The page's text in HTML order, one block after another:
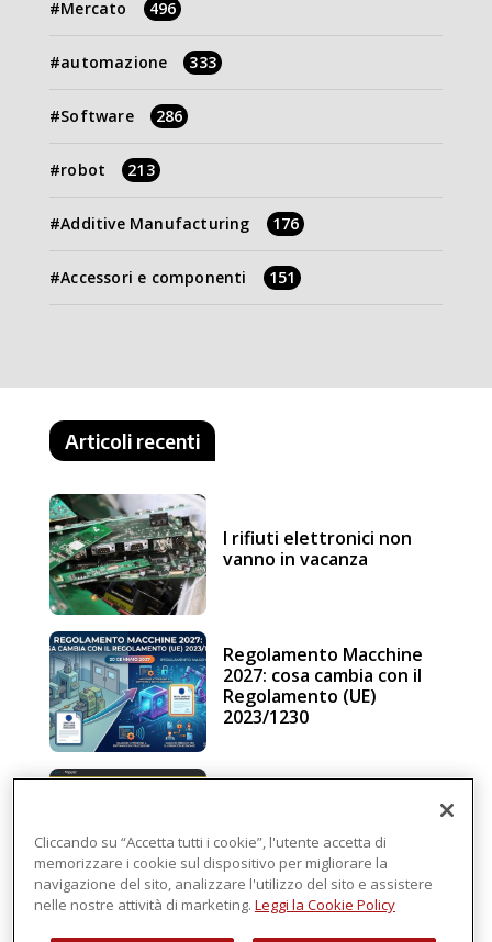
Mercato 496
automazione 333
Software 286
robot 213
Additive Manufacturing 176
Accessori e componenti 151
Articoli recenti
I rifiuti elettronici non
vanno in vacanza
Regolamento Macchine
2027: cosa cambia con il
Regolamento (UE)
2023/1230
intelligenza in cloud
Cliccando su “Accetta tutti i cookie”, l'utente accetta di
memorizzare i cookie sul dispositivo per migliorare la
navigazione del sito, analizzare l'utilizzo del sito e assistere
nelle nostre attività di marketing. Leggi la Cookie Policy